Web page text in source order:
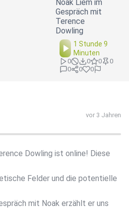
Noak Liem im
Gespräch mit
Terence
Dowling
1 Stunde 9
Minuten
0 0 0
0
0
0 0
vor 3 Jahren
Dowling ist online! Diese
Felder und die potentielle
mit Noak erzählt er uns